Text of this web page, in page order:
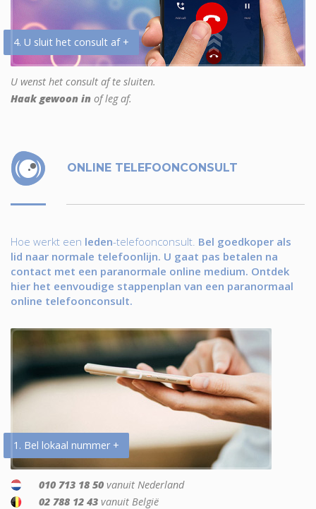
4. U sluit het consult af +
U wenst het consult af te sluiten.
Haak gewoon in of leg af.
ONLINE TELEFOONCONSULT
Hoe werkt een leden-telefoonconsult. Bel goedkoper als
lid naar normale telefoonlijn. U gaat pas betalen na
contact met een paranormale online medium. Ontdek
hier het eenvoudige stappenplan van een paranormaal
online telefoonconsult.
1. Bel lokaal nummer +
010 713 18 50 vanuit Nederland
02 788 12 43 vanuit België